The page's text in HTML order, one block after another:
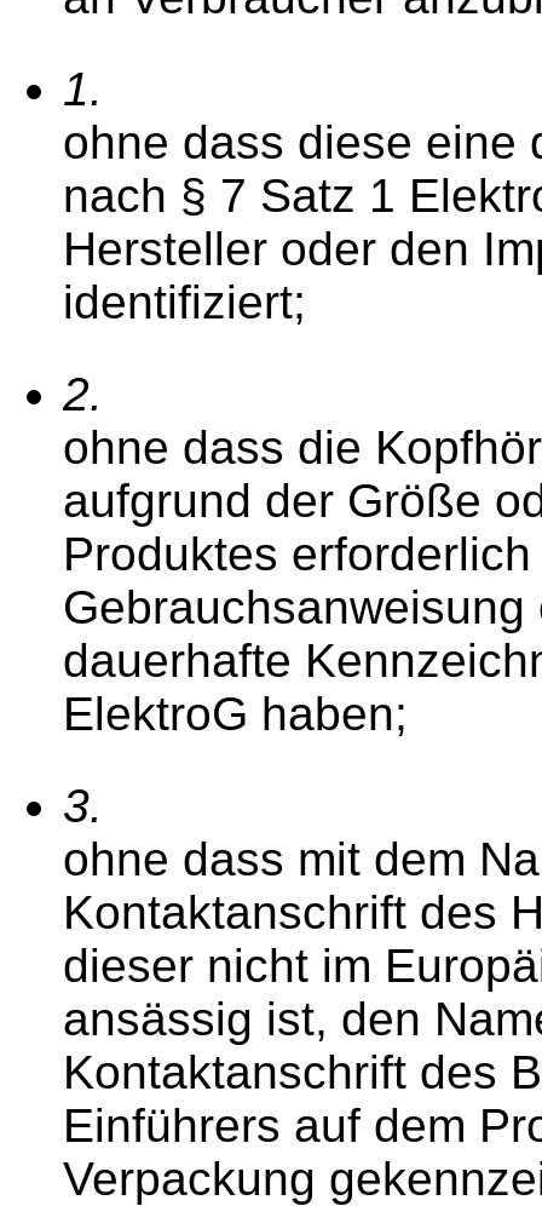
1.
ohne dass diese eine
nach § 7 Satz 1
Hersteller oder den
identifiziert;
2.
ohne dass die
aufgrund der Größe
Produktes
dauerhafte
ElektroG haben;
3.
ohne dass mit dem
Kontaktanschrift des
dieser nicht im
ansässig ist, den
Kontaktanschrift des
Einführers auf dem
Verpackung